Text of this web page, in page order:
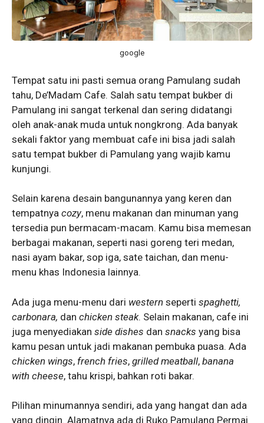
google
Tempat satu ini pasti semua orang Pamulang sudah
tahu, De’Madam Cafe. Salah satu tempat bukber di
Pamulang ini sangat terkenal dan sering didatangi
oleh anak-anak muda untuk nongkrong. Ada banyak
sekali faktor yang membuat cafe ini bisa jadi salah
satu tempat bukber di Pamulang yang wajib kamu
kunjungi.
Selain karena desain bangunannya yang keren dan
tempatnya cozy, menu makanan dan minuman yang
tersedia pun bermacam-macam. Kamu bisa memesan
berbagai makanan, seperti nasi goreng teri medan,
nasi ayam bakar, sop iga, sate taichan, dan menu-
menu khas Indonesia lainnya.
Ada juga menu-menu dari western seperti spaghetti,
carbonara, dan chicken steak. Selain makanan, cafe ini
juga menyediakan side dishes dan snacks yang bisa
kamu pesan untuk jadi makanan pembuka puasa. Ada
chicken wings, french fries, grilled meatball, banana
with cheese, tahu krispi, bahkan roti bakar.
Pilihan minumannya sendiri, ada yang hangat dan ada
yang dingin. Alamatnya ada di Ruko Pamulang Permai